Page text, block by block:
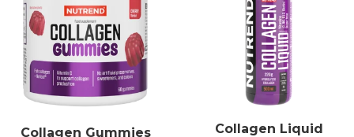
Collagen Gummies Collagen Liquid